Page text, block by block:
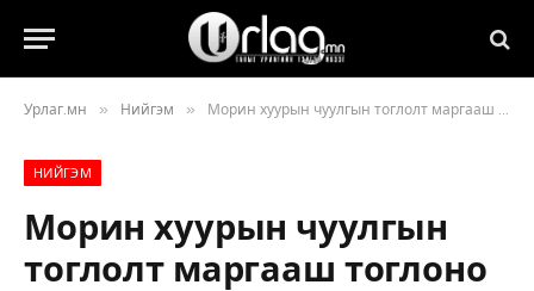
Урлаг.мн » Нийгэм » Морин хуурын чуулгын тоглолт маргааш тоглоно
НИЙГЭМ
Морин хуурын чуулгын
тоглолт маргааш тоглоно